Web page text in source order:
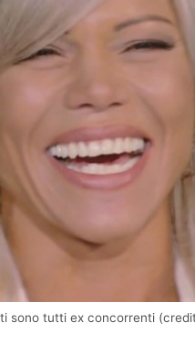
sono tutti ex concorrenti